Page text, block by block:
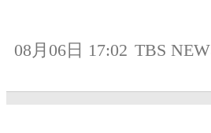
08月06日 17:02 TBS